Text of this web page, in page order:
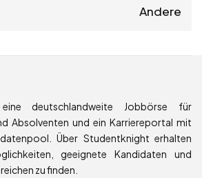
Andere
deutschlandweite Jobbörse für
Absolventen und ein Karriereportal mit
Über Studentknight erhalten
geeignete Kandidaten und
zu finden.